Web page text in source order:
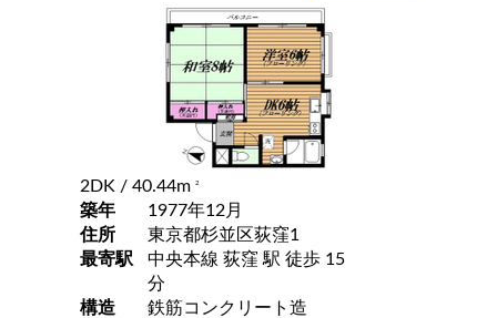
2DK / 40.44m 2
築年
1977年12月
住所
東京都杉並区荻窪1
最寄駅
中央本線 荻窪 駅 徒歩 15
分
構造
鉄筋コンクリート造